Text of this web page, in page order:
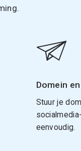
Domein
Stuur je
eenvoudig.